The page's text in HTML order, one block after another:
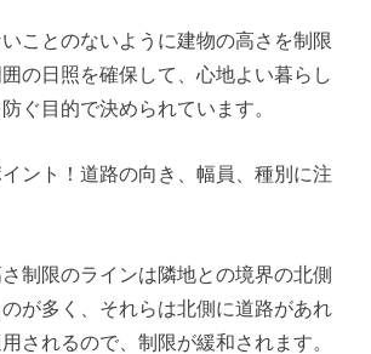
ことのないように建物の高さを制限
の日照を確保して、心地よい暮らし
ぐ目的で決められています。
ント！道路の向き、幅員、種別に注
制限のラインは隣地との境界の北側
が多く、それらは北側に道路があれ
されるので、制限が緩和されます。